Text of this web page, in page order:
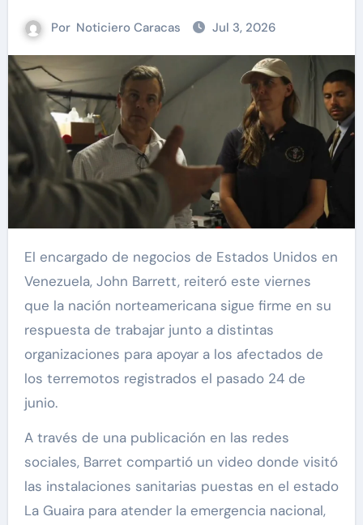
Por Noticiero Caracas Jul 3, 2026
El encargado de negocios de Estados Unidos en
Venezuela, John Barrett, reiteró este viernes
que la nación norteamericana sigue firme en su
respuesta de trabajar junto a distintas
organizaciones para apoyar a los afectados de
los terremotos registrados el pasado 24 de
junio.
A través de una publicación en las redes
sociales, Barret compartió un video donde visitó
las instalaciones sanitarias puestas en el estado
La Guaira para atender la emergencia nacional,